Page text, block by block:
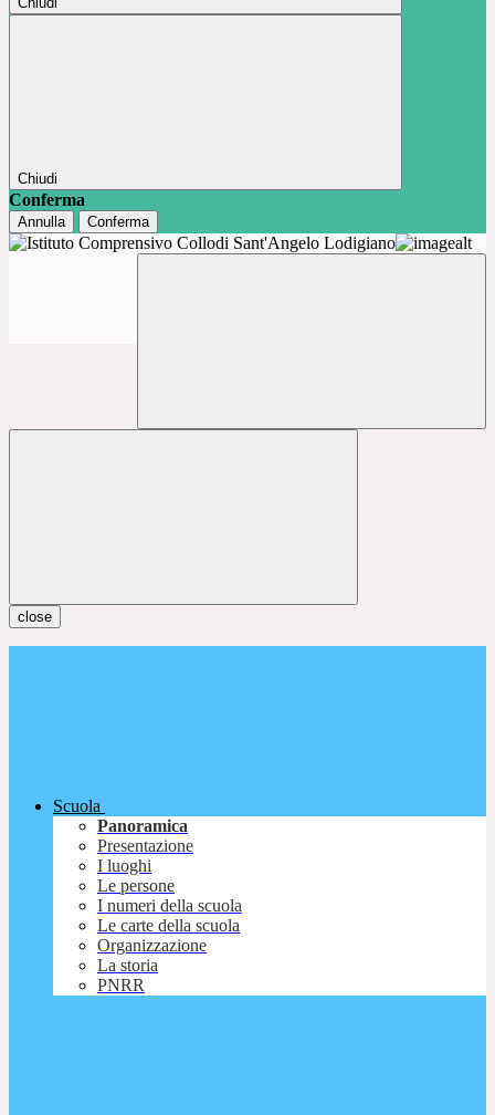
Chiudi
Conferma
Annulla Conferma
close
Scuola
Panoramica
Presentazione
I luoghi
Le persone
I numeri della scuola
Le carte della scuola
Organizzazione
La storia
PNRR